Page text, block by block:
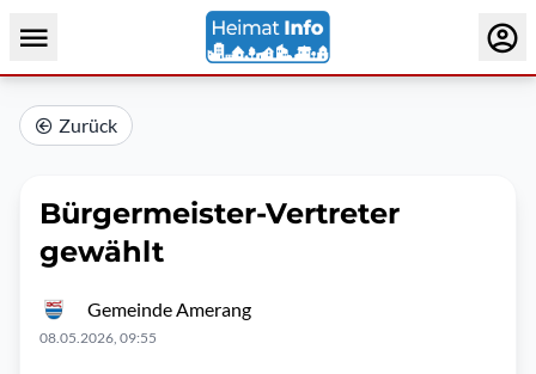
Zurück
Bürgermeister-Vertreter
gewählt
Gemeinde Amerang
08.05.2026, 09:55